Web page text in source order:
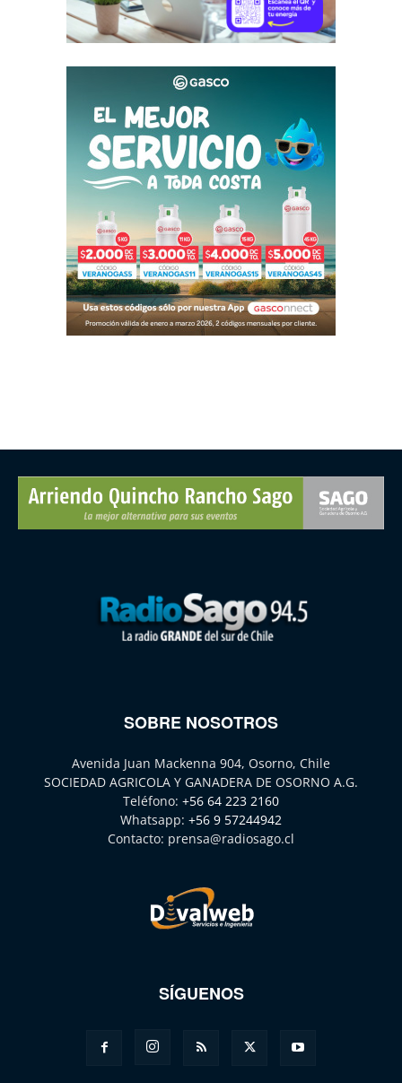
SOBRE NOSOTROS
Avenida Juan Mackenna 904, Osorno, Chile
SOCIEDAD AGRICOLA Y GANADERA DE OSORNO A.G.
Teléfono: +56 64 223 2160
Whatsapp: +56 9 57244942
Contacto: prensa@radiosago.cl
SÍGUENOS